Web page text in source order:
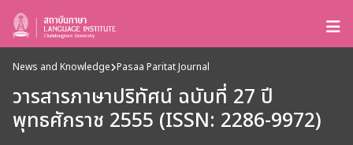
News and Knowledge Pasaa Paritat Journal
วารสารภาษาปริทัศน์ ฉบับที่ 27 ปี
พุทธศักราช 2555 (ISSN: 2286-9972)